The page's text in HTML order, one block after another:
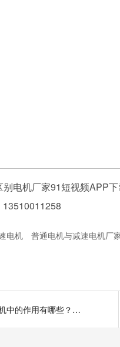
电机厂家91短视频APP
电机
普通电机与减速电机厂
电刷弹簧在直流电机中的作用有哪些？深圳直流电机电机厂家为您揭秘